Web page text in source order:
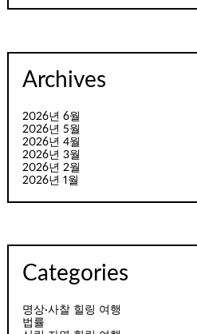
Archives
2026년 6월
2026년 5월
2026년 4월
2026년 3월
2026년 2월
2026년 1월
Categories
명상·사찰 힐링 여행
법률